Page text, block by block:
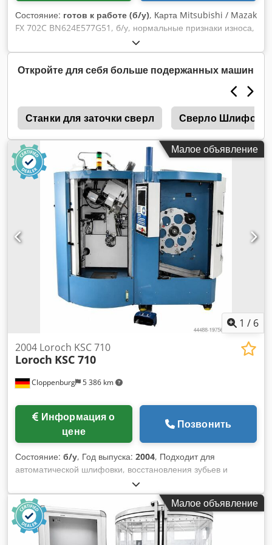
Состояние: готов к работе (б/у), Карта Mitsubishi / Mazak
FX 702C BN624E577G51, б/у, нормальные признаки износа,
100% работоспособность, комплект поставки согласно
фотографиям Djdpfxei Eb His Acljkr
Откройте для себя больше подержанных машин
Станки для заточки сверл Сверло
Малое объявление
1 / 6
Cloppenburg 5 386 km
2004 Loroch KSC 710
Loroch KSC 710
цене
Позвонить
Состояние: б/у, Год выпуска: 2004, Подходит для
автоматической шлифовки, восстановления зубьев и
снятия фаски с HSS и сегментированных пильных дисков, а
также твердосплавных (VHM) пил с использованием
керамических шлифовальных кругов, а также для глубокой
шлифовки с помощью CBN или алмазных шлифовальных
кругов. Комплектация: - Полная кожуховая защита Dedpsw
Малое объявление